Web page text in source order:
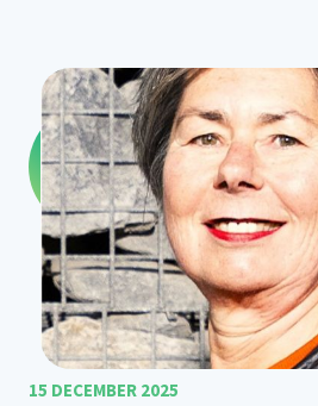
15 DECEMBER 2025